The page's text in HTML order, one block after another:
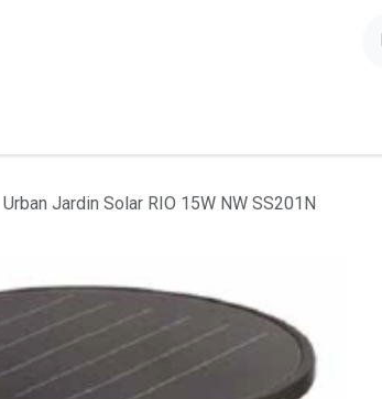
Urban Jardin Solar RIO 15W NW SS201N